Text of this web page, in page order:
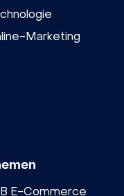
Marketing
E-Commerce